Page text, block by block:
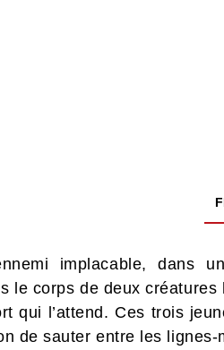
implacable, dans
le corps de deux créatures
qui l’attend. Ces trois
de sauter entre les lignes-